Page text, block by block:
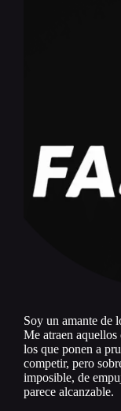
Soy un amante de
Me atraen
los que ponen a
competir, pero
imposible, de
parece alcanzable.